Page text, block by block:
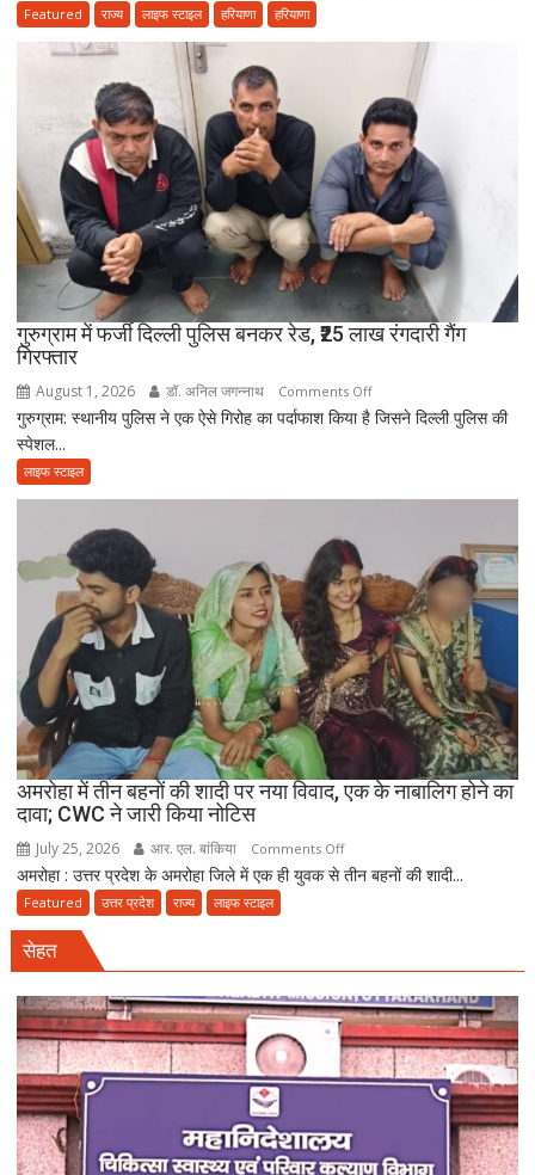
अंतिम
नहीं
आई
आत्मनिर्भर
बेटियां,
चिता
पर
अकेले
विदा
हो
वृद्धाश्रम
Featured राज्य लाइफ स्टाइल हरियाणा हरियाणा
गुरुग्राम में फर्जी दिल्ली पुलिस बनकर रेड, ₹25 लाख रंगदारी गैंग
गिरफ्तार
August 1, 2026 डॉ. अनिल जगन्नाथ Comments Offon
गुरुग्राम
रेड,
₹25
लाख
रंगदारी
गैंग
गिरफ्तार
गुरुग्राम: स्थानीय पुलिस ने एक ऐसे गिरोह का पर्दाफाश किया है जिसने दिल्ली पुलिस की
स्पेशल...
लाइफ स्टाइल
अमरोहा में तीन बहनों की शादी पर नया विवाद, एक के नाबालिग होने का
दावा; CWC ने जारी किया नोटिस
July 25, 2026 आर. एल. बांकिया Comments Offon
अमरोहा
की
शादी
पर
नया
विवाद,
के
नाबालिग
अमरोहा : उत्तर प्रदेश के अमरोहा जिले में एक ही युवक से तीन बहनों की शादी...
Featured उत्तर प्रदेश राज्य लाइफ स्टाइल
सेहत